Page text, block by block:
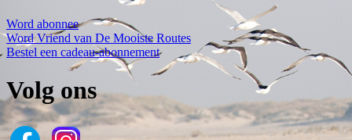
Word abonnee
Word Vriend van De Mooiste Routes
Bestel een cadeau-abonnement
Volg ons